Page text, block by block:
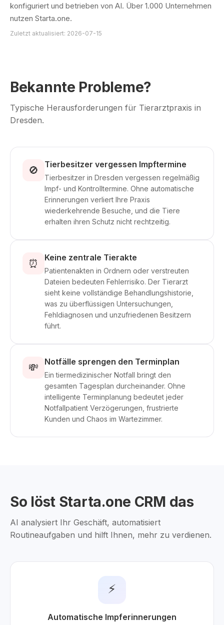
konfiguriert und betrieben von AI. Über 1.000 Unternehmen
nutzen Starta.one.
Zuletzt aktualisiert: 2026-07-15
Bekannte Probleme?
Typische Herausforderungen für Tierarztpraxis in
Dresden.
🚫 Tierbesitzer vergessen Impftermine
Tierbesitzer in Dresden vergessen regelmäßig
Impf- und Kontrolltermine. Ohne automatische
Erinnerungen verliert Ihre Praxis
wiederkehrende Besuche, und die Tiere
erhalten ihren Schutz nicht rechtzeitig.
⏰ Keine zentrale Tierakte
Patientenakten in Ordnern oder verstreuten
Dateien bedeuten Fehlerrisiko. Der Tierarzt
sieht keine vollständige Behandlungshistorie,
was zu überflüssigen Untersuchungen,
Fehldiagnosen und unzufriedenen Besitzern
führt.
💸 Notfälle sprengen den Terminplan
Ein tiermedizinischer Notfall bringt den
gesamten Tagesplan durcheinander. Ohne
intelligente Terminplanung bedeutet jeder
Notfallpatient Verzögerungen, frustrierte
Kunden und Chaos im Wartezimmer.
So löst Starta.one CRM das
AI analysiert Ihr Geschäft, automatisiert
Routineaufgaben und hilft Ihnen, mehr zu verdienen.
⚡
Automatische Impferinnerungen